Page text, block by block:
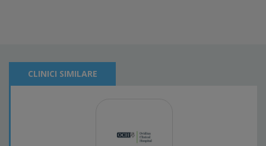
CLINICI SIMILARE